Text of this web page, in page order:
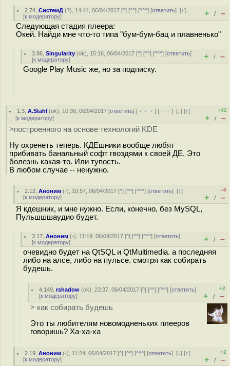
2.74 ,СистемД (?), 14:44, 06/04/2017 [^] [^^] [^^^] [ответить][↑]
[к модератору] + / –
Следующая стадия плеера:
Окей. Найди мне что-то типа "бум-бум-бац и плавненько"
3.86 ,Singularity (ok), 15:16, 06/04/2017 [^] [^^] [^^^] [ответить]
[к модератору] + / –
Google Play Music же, но за подписку.
1.3 ,A.Stahl (ok), 10:36, 06/04/2017 [ответить] [ ﹢﹢﹢] [ · · ·][↓] [↑]
[к модератору]
+42
+ / –
>построенного на основе технологий KDE
Ну охренеть теперь. КДЕшники вообще любят
прибивать банальный софт гвоздями к своей ДЕ. Это
болезнь какая-то. Или тупость.
В любом случае -- ненужно.
2.12 ,Аноним (-), 10:57, 06/04/2017 [^] [^^] [^^^] [ответить][↓]
[к модератору]
–6
+ / –
Я кдешник, и мне нужно. Если, конечно, без MySQL,
Пульшшшаудио будет.
3.17 ,Аноним (-), 11:19, 06/04/2017 [^] [^^] [^^^] [ответить]
[к модератору] + / –
очевидно будет на QtSQL и QtMultimedia. а последняя
либо на алсе, либо на пульсе. смотря как собирать
будешь.
4.149 ,rshadow (ok), 23:37, 06/04/2017 [^] [^^] [^^^] [ответить]
[к модератору]
+2
+ / –
> как собирать будешь
Это ты любителям новомодненьких плееров
говоришь? Ха-ха-ха
2.19 ,Аноним (-), 11:24, 06/04/2017 [^] [^^] [^^^] [ответить][↓] [↑]
[к модератору]
+2
+ / –